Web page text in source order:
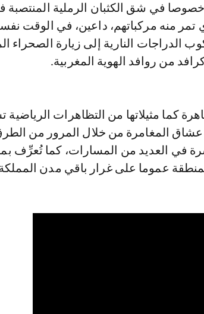
في شق الكثبان الرملية
منه مركباتهم، داعين، في الوقت
النارية إلى زيارة الصحراء
من روافد الهوية المغربية.
كما مثيلاتها من التظاهرات الرياضية
المغامرة من خلال المرور من
في العديد من المسارات، كما تُعرِّف
عموما على غرار باقي مدن